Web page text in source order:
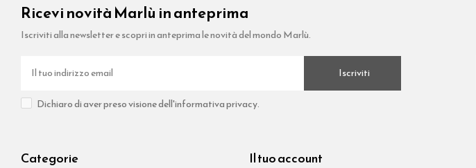
Ricevi novità Marlù in anteprima
Iscriviti alla newsletter e scopri in anteprima le novità del mondo Marlù.
Iscriviti
Dichiaro di aver preso visione dell'informativa privacy.
Categorie Il tuo account